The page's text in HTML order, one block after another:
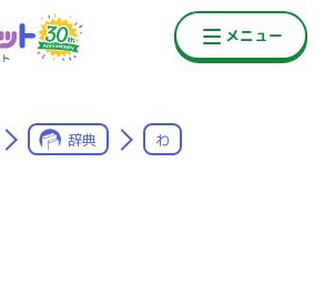
辞典 わ